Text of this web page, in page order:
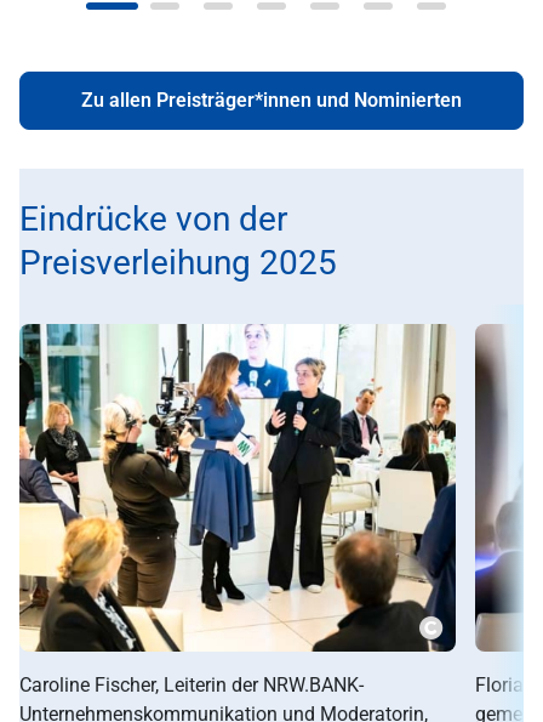
Zu allen Preisträger*innen und Nominierten
Eindrücke von der
Preisverleihung 2025
Copyright
Caroline Fischer, Leiterin der NRW.BANK-
Unternehmenskommunikation und Moderatorin,
Florian